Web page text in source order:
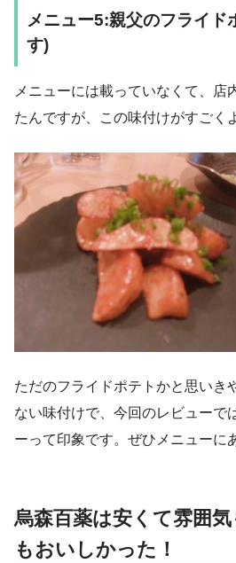
メニュー5:親父のフライド
す)
メニューには載っていなくて、店
たんですが、この味付けがすごく
ただのフライドポテトかと思いき
ない味付けで、今回のレビューで
ーって印象です。ぜひメニューに
烏森百薬は安くて雰囲
もおいしかった！